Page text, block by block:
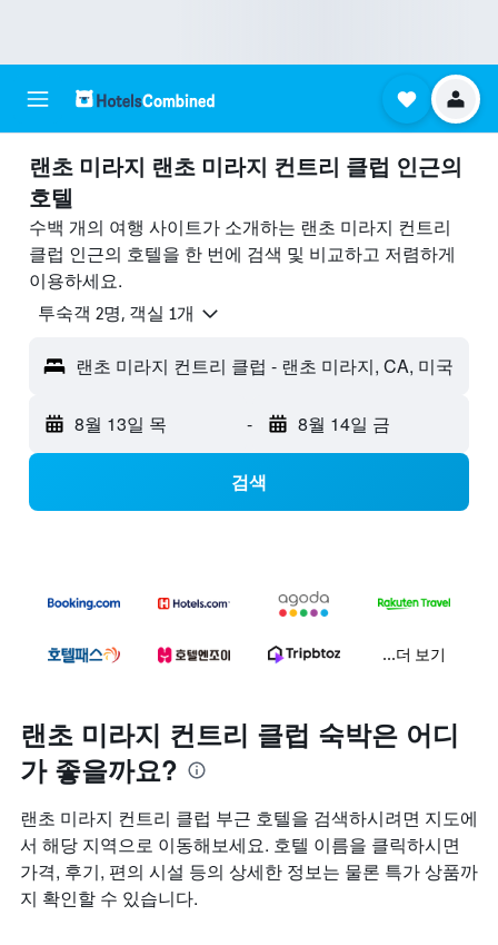
랜초 미라지 랜초 미라지 컨트리 클럽 ​인근의
호텔
수백 개의 여행 사이트가 소개하는 랜초 미라지 컨트리
클럽 인근의 호텔을 한 번에 검색 및 비교하고 저렴하게
이용하세요.
​투숙객 2​명, ​객실 1개
랜초 미라지 컨트리 클럽 - 랜초 미라지, CA, 미국
8월 13일 목 - 8월 14일 금
검색
...더 보기
랜초 미라지 컨트리 클럽 숙박은 어디
가 좋을까요?
랜초 미라지 컨트리 클럽 부근 호텔을 검색하시려면 지도에
서 해당 지역으로 이동해보세요. 호텔 이름을 클릭하시면
가격, 후기, 편의 시설 등의 상세한 정보는 물론 특가 상품까
지 확인할 수 있습니다.